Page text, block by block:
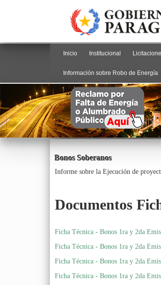
Inicio Institucional
Información sobre Robo de Energía
Bonos Soberanos
Informe sobre la Ejecución de
Documentos
Ficha Técnica - Bonos 1ra y 2da
Ficha Técnica - Bonos 1ra y 2da
Ficha Técnica - Bonos 1ra y 2da
Ficha Técnica - Bonos 1ra y 2da